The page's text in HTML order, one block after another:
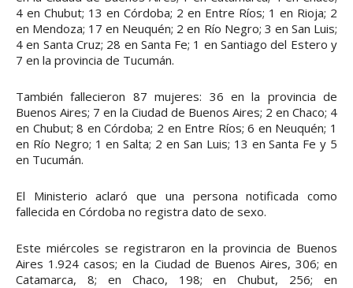
4 en Chubut; 13 en Córdoba; 2 en Entre Ríos; 1 en Rioja; 2
en Mendoza; 17 en Neuquén; 2 en Río Negro; 3 en San Luis;
4 en Santa Cruz; 28 en Santa Fe; 1 en Santiago del Estero y
7 en la provincia de Tucumán.
También fallecieron 87 mujeres: 36 en la provincia de
Buenos Aires; 7 en la Ciudad de Buenos Aires; 2 en Chaco; 4
en Chubut; 8 en Córdoba; 2 en Entre Ríos; 6 en Neuquén; 1
en Río Negro; 1 en Salta; 2 en San Luis; 13 en Santa Fe y 5
en Tucumán.
El Ministerio aclaró que una persona notificada como
fallecida en Córdoba no registra dato de sexo.
Este miércoles se registraron en la provincia de Buenos
Aires 1.924 casos; en la Ciudad de Buenos Aires, 306; en
Catamarca, 8; en Chaco, 198; en Chubut, 256; en